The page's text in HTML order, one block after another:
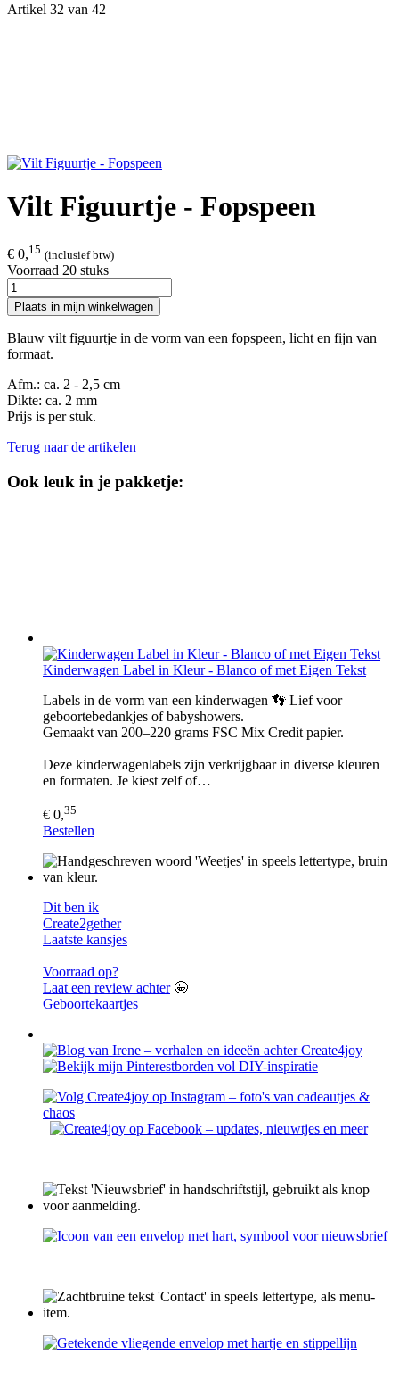
Artikel 32 van 42
Vilt Figuurtje - Fopspeen
€ 0,15 (inclusief btw)
Voorraad 20 stuks
Plaats in mijn winkelwagen
Blauw vilt figuurtje in de vorm van een fopspeen, licht en fijn van
formaat.
Afm.: ca. 2 - 2,5 cm
Dikte: ca. 2 mm
Prijs is per stuk.
Terug naar de artikelen
Ook leuk in je pakketje:
Kinderwagen Label in Kleur - Blanco of met Eigen Tekst
Labels in de vorm van een kinderwagen 👣 Lief voor
geboortebedankjes of babyshowers.
Gemaakt van 200–220 grams FSC Mix Credit papier.
Deze kinderwagenlabels zijn verkrijgbaar in diverse kleuren
en formaten. Je kiest zelf of…
€ 0,35
Bestellen
Dit ben ik
Create2gether
Laatste kansjes
Voorraad op?
Laat een review achter🤩
Geboortekaartjes